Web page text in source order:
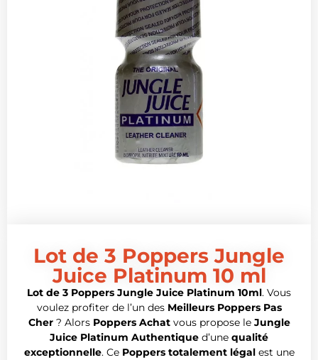
Lot de 3 Poppers Jungle
Juice Platinum 10 ml
Lot de 3 Poppers Jungle Juice Platinum 10ml. Vous
voulez profiter de l’un des Meilleurs Poppers Pas
Cher? Alors Poppers Achatvous propose le Jungle
Juice Platinum Authentique d’une qualité
exceptionnelle. Ce Poppers totalement légalest une